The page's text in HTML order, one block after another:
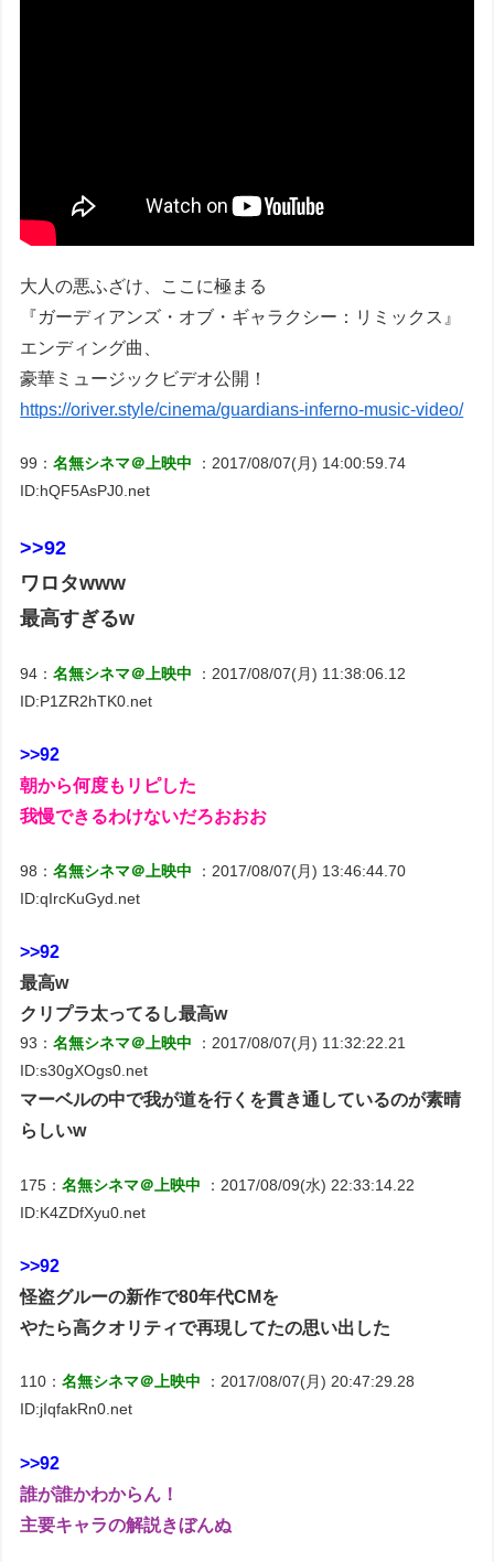
大人の悪ふざけ、ここに極まる
『ガーディアンズ・オブ・ギャラクシー：リミックス』
エンディング曲、
豪華ミュージックビデオ公開！
https://oriver.style/cinema/guardians-inferno-music-video/
99：名無シネマ＠上映中
：2017/08/07(月) 14:00:59.74
ID:hQF5AsPJ0.net
>>92
ワロタwww
最高すぎるw
94：名無シネマ＠上映中
：2017/08/07(月) 11:38:06.12
ID:P1ZR2hTK0.net
>>92
朝から何度もリピした
我慢できるわけないだろおおお
98：名無シネマ＠上映中
：2017/08/07(月) 13:46:44.70
ID:qIrcKuGyd.net
>>92
最高w
クリプラ太ってるし最高w
93：名無シネマ＠上映中
：2017/08/07(月) 11:32:22.21
ID:s30gXOgs0.net
マーベルの中で我が道を行くを貫き通しているのが素晴
らしいw
175：名無シネマ＠上映中
：2017/08/09(水) 22:33:14.22
ID:K4ZDfXyu0.net
>>92
怪盗グルーの新作で80年代CMを
やたら高クオリティで再現してたの思い出した
110：名無シネマ＠上映中
：2017/08/07(月) 20:47:29.28
ID:jIqfakRn0.net
>>92
誰が誰かわからん！
主要キャラの解説きぼんぬ